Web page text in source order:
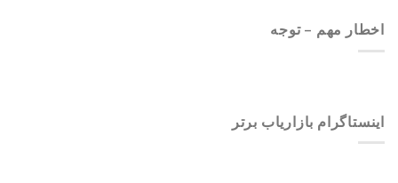
اخطار مهم – توجه
اینستاگرام بازاریاب برتر